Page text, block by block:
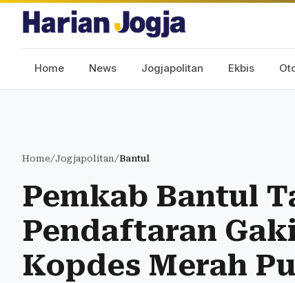
Home News Jogjapolitan Ekbis
Home/Jogjapolitan/Bantul
Pemkab Bantul
Pendaftaran
Kopdes Merah